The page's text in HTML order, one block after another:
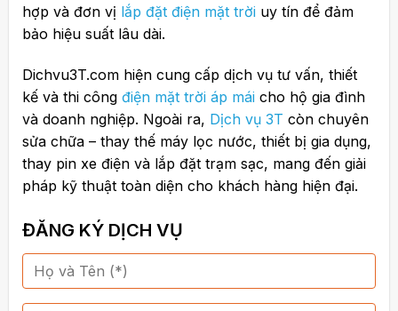
hợp và đơn vị lắp đặt điện mặt trờiuy tín để đảm
bảo hiệu suất lâu dài.
Dichvu3T.com hiện cung cấp dịch vụ tư vấn, thiết
kế và thi công điện mặt trời áp máicho hộ gia đình
và doanh nghiệp. Ngoài ra, Dịch vụ 3T còn chuyên
sửa chữa – thay thế máy lọc nước, thiết bị gia dụng,
thay pin xe điện và lắp đặt trạm sạc, mang đến giải
pháp kỹ thuật toàn diện cho khách hàng hiện đại.
ĐĂNG KÝ DỊCH VỤ